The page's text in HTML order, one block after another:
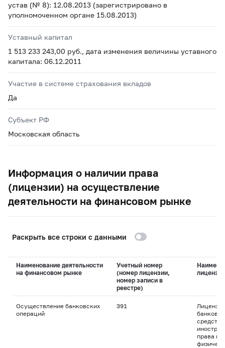
устав (№ 8): 12.08.2013 (зарегистрировано в
уполномоченном органе 15.08.2013)
Уставный капитал
1 513 233 243,00 руб., дата изменения величины уставного
капитала: 06.12.2011
Участие в системе страхования вкладов
Да
Субъект РФ
Московская область
Информация о наличии права
(лицензии) на осуществление
деятельности на финансовом рынке
Раскрыть все строки с данными
Наименование деятельности
на финансовом рынке
Учетный номер
(номер лицензии,
номер записи в
реестре)
лицензии
Осуществление банковских
операций
391
права